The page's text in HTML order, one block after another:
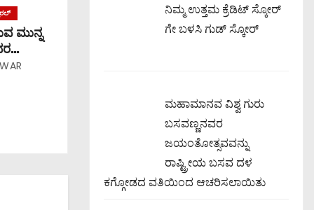
ಮುನ್ನ
a
ನಿಮ್ಮ ಉತ್ತಮ ಕ್ರೆಡಿಟ್ ಸ್ಕೋರ್
ಗೇ ಬಳಸಿ ಗುಡ್ ಸ್ಕೋರ್
ಮಹಾಮಾನವ ವಿಶ್ವ ಗುರು
ಬಸವಣ್ಣನವರ
ಜಯಂತೋತ್ಸವವನ್ನು
ರಾಷ್ಟ್ರೀಯ ಬಸವ ದಳ
ಕಗ್ಗೋಡದ ವತಿಯಿಂದ ಆಚರಿಸಲಾಯಿತು